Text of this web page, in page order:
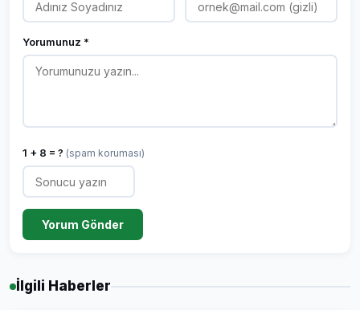
Yorumunuz *
1 + 8 = ? (spam koruması)
Yorum Gönder
İlgili Haberler